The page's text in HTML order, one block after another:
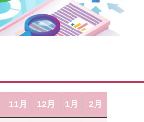
11月 12月 1月 2月